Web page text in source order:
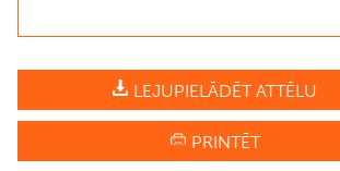
LEJUPIELĀDĒT ATTĒLU
PRINTĒT